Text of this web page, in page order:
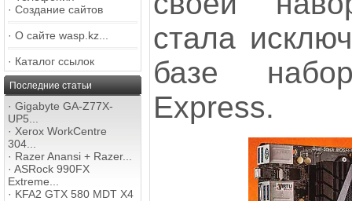
· Создание сайтов
· О сайте wasp.kz...
· Каталог ссылок
Последние статьи
· Gigabyte GA-Z77X-
UP5...
· Xerox WorkCentre
304...
· Razer Anansi + Razer...
· ASRock 990FX
Extreme...
· KFA2 GTX 580 MDT X4
стала
базе
Express.